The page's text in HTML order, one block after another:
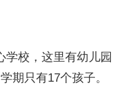
学校，这里有幼儿园
期只有17个孩子。